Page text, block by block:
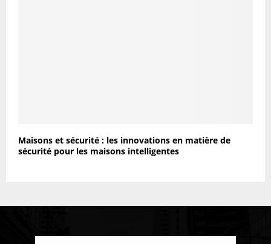
Maisons et sécurité : les innovations en matière de
sécurité pour les maisons intelligentes